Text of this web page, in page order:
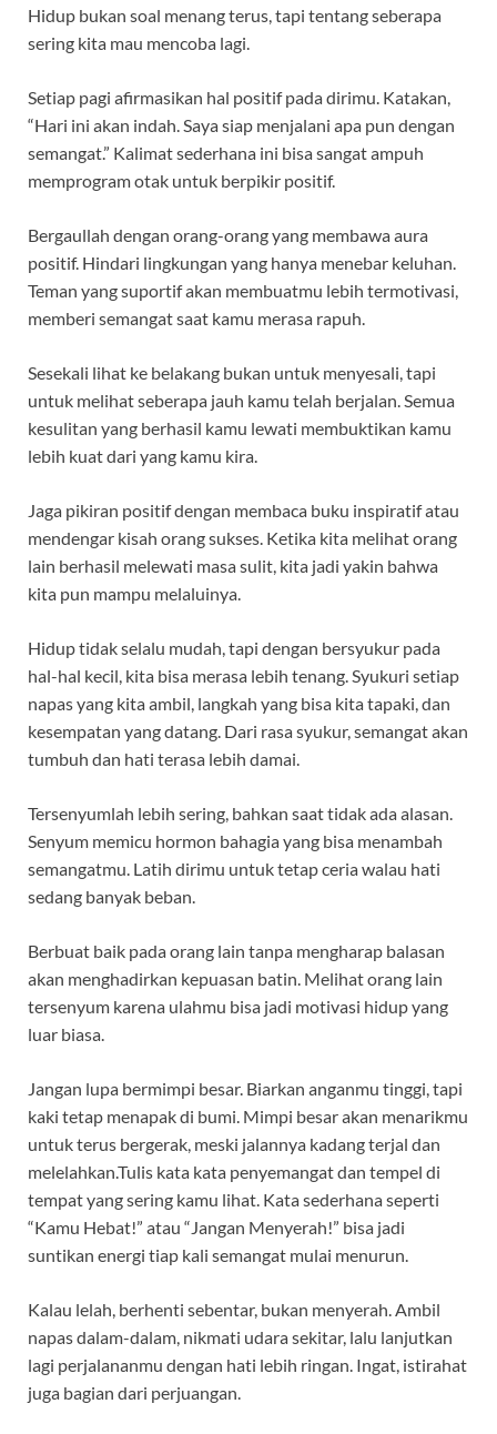
Hidup bukan soal menang terus, tapi tentang seberapa
sering kita mau mencoba lagi.
Setiap pagi afirmasikan hal positif pada dirimu. Katakan,
“Hari ini akan indah. Saya siap menjalani apa pun dengan
semangat.” Kalimat sederhana ini bisa sangat ampuh
memprogram otak untuk berpikir positif.
Bergaullah dengan orang-orang yang membawa aura
positif. Hindari lingkungan yang hanya menebar keluhan.
Teman yang suportif akan membuatmu lebih termotivasi,
memberi semangat saat kamu merasa rapuh.
Sesekali lihat ke belakang bukan untuk menyesali, tapi
untuk melihat seberapa jauh kamu telah berjalan. Semua
kesulitan yang berhasil kamu lewati membuktikan kamu
lebih kuat dari yang kamu kira.
Jaga pikiran positif dengan membaca buku inspiratif atau
mendengar kisah orang sukses. Ketika kita melihat orang
lain berhasil melewati masa sulit, kita jadi yakin bahwa
kita pun mampu melaluinya.
Hidup tidak selalu mudah, tapi dengan bersyukur pada
hal-hal kecil, kita bisa merasa lebih tenang. Syukuri setiap
napas yang kita ambil, langkah yang bisa kita tapaki, dan
kesempatan yang datang. Dari rasa syukur, semangat akan
tumbuh dan hati terasa lebih damai.
Tersenyumlah lebih sering, bahkan saat tidak ada alasan.
Senyum memicu hormon bahagia yang bisa menambah
semangatmu. Latih dirimu untuk tetap ceria walau hati
sedang banyak beban.
Berbuat baik pada orang lain tanpa mengharap balasan
akan menghadirkan kepuasan batin. Melihat orang lain
tersenyum karena ulahmu bisa jadi motivasi hidup yang
luar biasa.
Jangan lupa bermimpi besar. Biarkan anganmu tinggi, tapi
kaki tetap menapak di bumi. Mimpi besar akan menarikmu
untuk terus bergerak, meski jalannya kadang terjal dan
melelahkan.Tulis kata kata penyemangat dan tempel di
tempat yang sering kamu lihat. Kata sederhana seperti
“Kamu Hebat!” atau “Jangan Menyerah!” bisa jadi
suntikan energi tiap kali semangat mulai menurun.
Kalau lelah, berhenti sebentar, bukan menyerah. Ambil
napas dalam-dalam, nikmati udara sekitar, lalu lanjutkan
lagi perjalananmu dengan hati lebih ringan. Ingat, istirahat
juga bagian dari perjuangan.